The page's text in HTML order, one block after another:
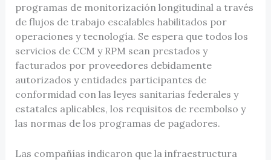
programas de monitorización longitudinal a través
de flujos de trabajo escalables habilitados por
operaciones y tecnología. Se espera que todos los
servicios de CCM y RPM sean prestados y
facturados por proveedores debidamente
autorizados y entidades participantes de
conformidad con las leyes sanitarias federales y
estatales aplicables, los requisitos de reembolso y
las normas de los programas de pagadores.
Las compañías indicaron que la infraestructura